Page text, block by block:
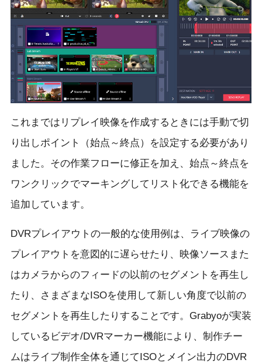
これまではリプレイ映像を作成するときには手動で切
り出しポイント（始点～終点）を設定する必要があり
ました。その作業フローに修正を加え、始点～終点を
ワンクリックでマーキングしてリスト化できる機能を
追加しています。
DVRプレイアウトの一般的な使用例は、ライブ映像の
プレイアウトを意図的に遅らせたり、映像ソースまた
はカメラからのフィードの以前のセグメントを再生し
たり、さまざまなISOを使用して新しい角度で以前の
セグメントを再生したりすることです。Grabyoが実装
しているビデオ/DVRマーカー機能により、制作チー
ムはライブ制作全体を通じてISOとメイン出力のDVR